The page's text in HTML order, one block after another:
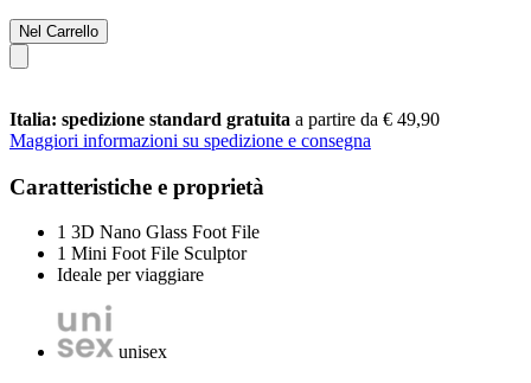
Nel Carrello
Italia: spedizione standard gratuita a partire da € 49,90
Maggiori informazioni su spedizione e consegna
Caratteristiche e proprietà
1 3D Nano Glass Foot File
1 Mini Foot File Sculptor
Ideale per viaggiare
unisex